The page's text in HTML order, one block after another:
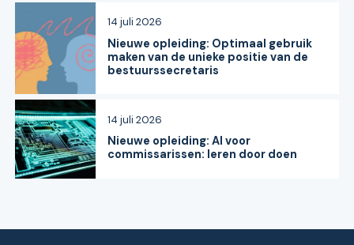
Nieuwe opleiding: Optimaal gebruik
maken van de unieke positie van de
bestuurssecretaris
14 juli 2026
Nieuwe opleiding: AI voor
commissarissen: leren door doen
14 juli 2026